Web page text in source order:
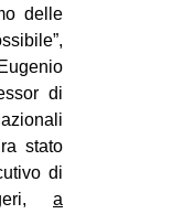
delle
di
stato
di
a